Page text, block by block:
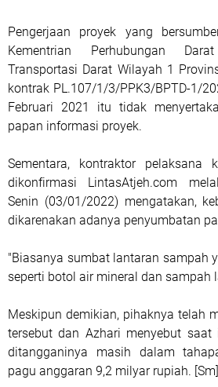
Pengerjaan proyek yang
Kementrian Perhubungan
Transportasi Darat Wilayah 1
kontrak PL.107/1/3/PPK3/BPTD-1/
Februari 2021 itu tidak
papan informasi proyek.
Sementara, kontraktor pelaksana
dikonfirmasi LintasAtjeh.com
Senin (03/01/2022) mengatakan,
dikarenakan adanya penyumbatan
"Biasanya sumbat lantaran sampah
seperti botol air mineral dan sampah
Meskipun demikian, pihaknya telah
tersebut dan Azhari menyebut
ditangganinya masih dalam
pagu anggaran 9,2 milyar rupiah. [Sm]